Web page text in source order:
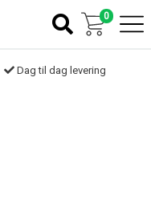
0
Dag til dag levering